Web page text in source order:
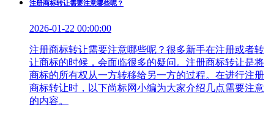
注册商标转让需要注意哪些呢？
2026-01-22 00:00:00
注册商标转让需要注意哪些呢？很多新手在注册或者转
让商标的时候，会面临很多的疑问。注册商标转让是将
商标的所有权从一方转移给另一方的过程。在进行注册
商标转让时，以下尚标网小编为大家介绍几点需要注意
的内容。